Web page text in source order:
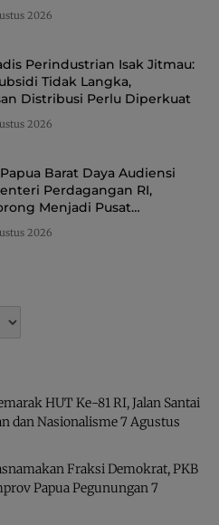
2026
Perindustrian Isak Jitmau:
Tidak Langka,
Distribusi Perlu Diperkuat
2026
Barat Daya Audiensi
Perdagangan RI,
Menjadi Pusat
dan Ekspor Kawasan Timur
2026
HUT Ke-81 RI, Jalan Santai
dan Nasionalisme7 Agustus
Fraksi Demokrat, PKB
Papua Pegunungan7